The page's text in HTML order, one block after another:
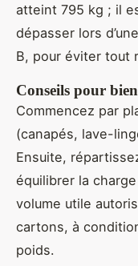
atteint 795 kg ; il
dépasser lors
B, pour éviter tout
Conseils pour
Commencez par
(canapés, lave-
Ensuite,
équilibrer la
volume utile
cartons, à
poids.